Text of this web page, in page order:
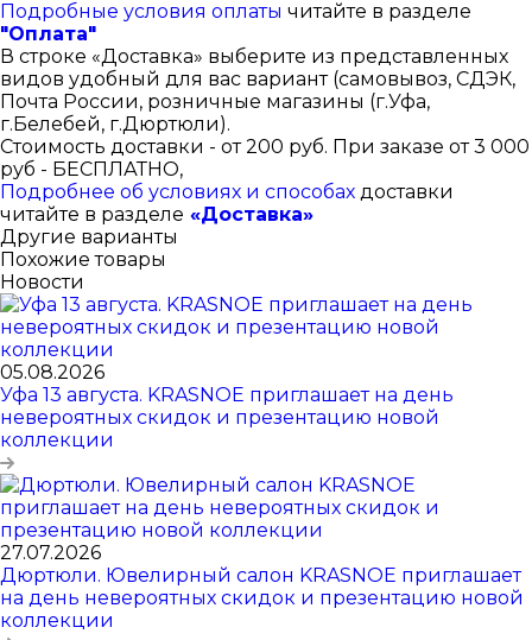
Подробные условия оплаты читайте в разделе
"Оплата"
В строке «Доставка» выберите из представленных
видов удобный для вас вариант (самовывоз, СДЭК,
Почта России, розничные магазины (г.Уфа,
г.Белебей, г.Дюртюли).
Стоимость доставки - от 200 руб. При заказе от 3 000
руб - БЕСПЛАТНО,
Подробнее об условиях и способах доставки
читайте в разделе «Доставка»
Другие варианты
Похожие товары
Новости
05.08.2026
Уфа 13 августа. KRASNOE приглашает на день
невероятных скидок и презентацию новой
коллекции
27.07.2026
Дюртюли. Ювелирный салон KRASNOE приглашает
на день невероятных скидок и презентацию новой
коллекции